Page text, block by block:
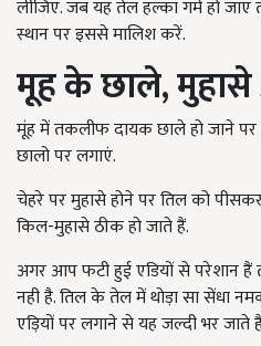
लीजिए. जब यह तेल हल्का गर्म हो
स्थान पर इससे मालिश करें.
मूह के छाले,
मूंह में तकलीफ दायक छाले हो जाने
छालो पर लगाएं.
चेहरे पर मुहासे होने पर तिल को
किल-मुहासे ठीक हो जाते हैं.
अगर आप फटी हुई एडियों से परेशान
नही है. तिल के तेल में थोड़ा सा सेंधा
एड़ियों पर लगाने से यह जल्दी भर जाते